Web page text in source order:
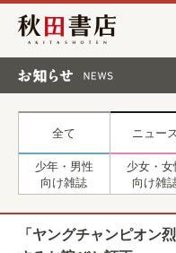
秋田書店
全て ニュー
少年・男性
向け雑誌
少女・女
向け雑
「ヤングチャンピオン